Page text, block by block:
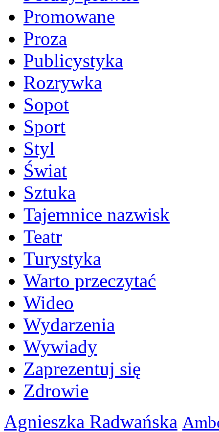
Promowane
Proza
Publicystyka
Rozrywka
Sopot
Sport
Styl
Świat
Sztuka
Tajemnice nazwisk
Teatr
Turystyka
Warto przeczytać
Wideo
Wydarzenia
Wywiady
Zaprezentuj się
Zdrowie
Agnieszka Radwańska